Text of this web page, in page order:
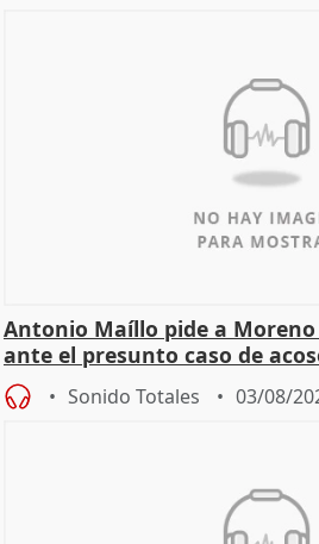
Antonio Maíllo pide a
ante el presunto caso de
Sonido Totales 03/08/